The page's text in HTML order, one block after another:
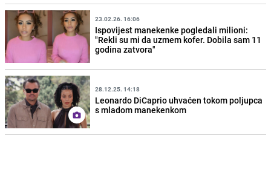
23.02.26. 16:06
Ispovijest manekenke pogledali milioni:
"Rekli su mi da uzmem kofer. Dobila sam 11
godina zatvora"
28.12.25. 14:18
Leonardo DiCaprio uhvaćen tokom poljupca
s mladom manekenkom